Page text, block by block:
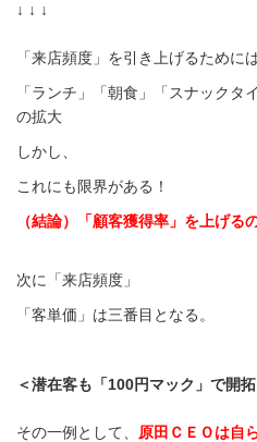
↓ ↓ ↓
「来店頻度」を引き上げるために
「ランチ」「朝食」「スナックタ
の拡大
しかし、
これにも限界がある！
（結論）「顧客獲得率」を上げる
次に「来店頻度」
「客単価」は三番目となる。
＜潜在客も「100円マック」で開拓
その一例として、 原田ＣＥＯは自